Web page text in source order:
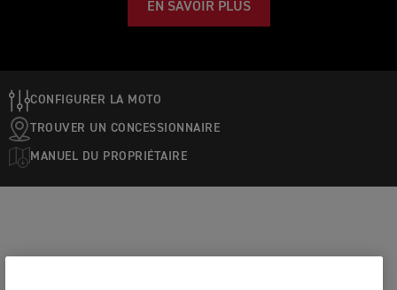
EN SAVOIR PLUS
CONFIGURER LA MOTO
TROUVER UN CONCESSIONNAIRE
MANUEL DU PROPRIÉTAIRE